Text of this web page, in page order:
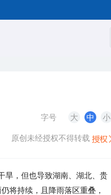
字号 大 中 小
原创未经授权不得转载
旱，但也导致湖南、湖北、贵
将持续，且降雨落区重叠，